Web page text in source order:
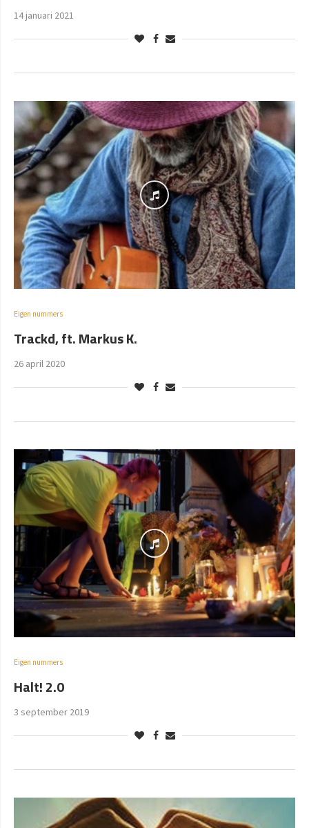
14 januari 2021
Eigen nummers
Trackd, ft. Markus K.
26 april 2020
Eigen nummers
Halt! 2.0
3 september 2019